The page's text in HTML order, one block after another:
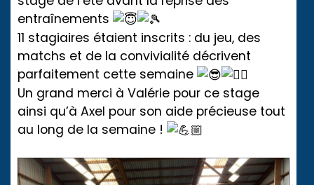
entraînements
11 stagiaires étaient inscrits : du jeu, des
matchs et de la convivialité décrivent
parfaitement cette semaine
Un grand merci à Valérie pour ce stage
ainsi qu’à Axel pour son aide précieuse tout
au long de la semaine !